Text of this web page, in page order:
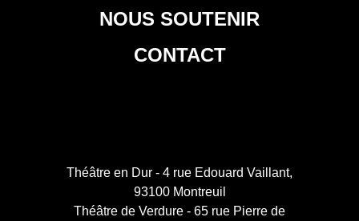
NOUS SOUTENIR
CONTACT
Théâtre en Dur - 4 rue Edouard Vaillant,
93100 Montreuil
Théâtre de Verdure - 65 rue Pierre de